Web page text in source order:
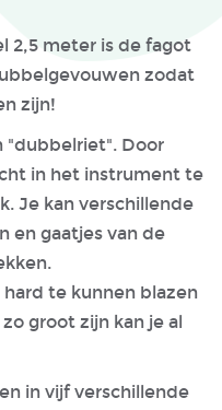
2,5 meter is de fagot
zodat
zijn!
"dubbelriet". Door
in het instrument te
Je kan verschillende
en gaatjes van de
te kunnen blazen
groot zijn kan je al
in vijf verschillende